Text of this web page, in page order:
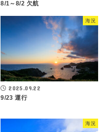
8/1～8/2 欠航
海況
2025.09.22
9/23 運行
海況